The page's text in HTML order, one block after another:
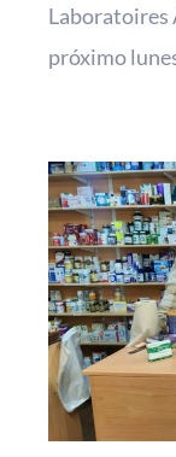
Laboratoires
próximo